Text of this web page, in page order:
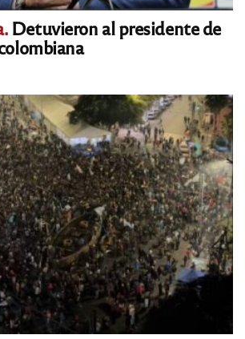
Detuvieron al presidente de